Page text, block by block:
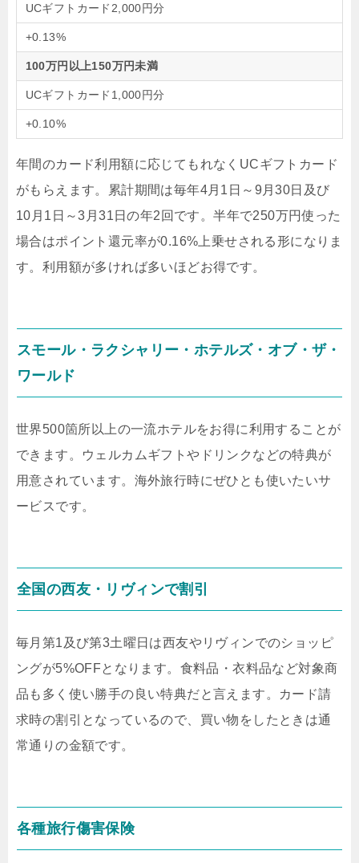
UCギフトカード2,000円分
+0.13%
100万円以上150万円未満
UCギフトカード1,000円分
+0.10%
年間のカード利用額に応じてもれなくUCギフトカード
がもらえます。累計期間は毎年4月1日～9月30日及び
10月1日～3月31日の年2回です。半年で250万円使った
場合はポイント還元率が0.16%上乗せされる形になりま
す。利用額が多ければ多いほどお得です。
スモール・ラクシャリー・ホテルズ・オブ・ザ・
ワールド
世界500箇所以上の一流ホテルをお得に利用することが
できます。ウェルカムギフトやドリンクなどの特典が
用意されています。海外旅行時にぜひとも使いたいサ
ービスです。
全国の西友・リヴィンで割引
毎月第1及び第3土曜日は西友やリヴィンでのショッピ
ングが5%OFFとなります。食料品・衣料品など対象商
品も多く使い勝手の良い特典だと言えます。カード請
求時の割引となっているので、買い物をしたときは通
常通りの金額です。
各種旅行傷害保険